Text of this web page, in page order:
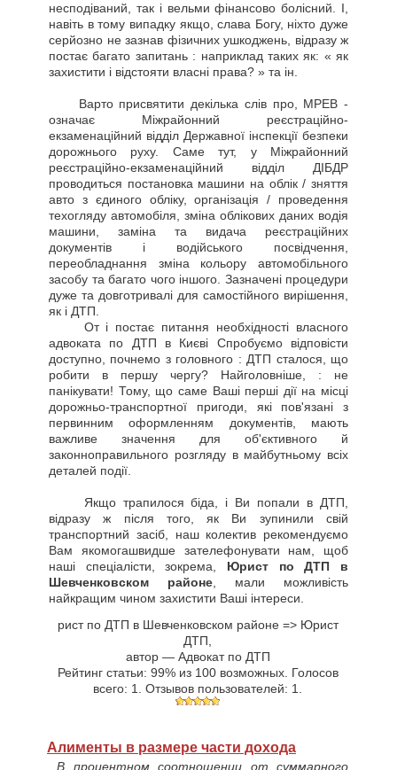
несподіваний, так і вельми фінансово болісний. І,
навіть в тому випадку якщо, слава Богу, ніхто дуже
серйозно не зазнав фізичних ушкоджень, відразу ж
постає багато запитань : наприклад таких як: « як
захистити і відстояти власні права? » та ін.
Варто присвятити декілька слів про, МРЕВ -
означає Міжрайонний реєстраційно-
екзаменаційний відділ Державної інспекції безпеки
дорожнього руху. Саме тут, у Міжрайонний
реєстраційно-екзаменаційний відділ ДІБДР
проводиться постановка машини на облік / зняття
авто з єдиного обліку, організація / проведення
техогляду автомобіля, зміна облікових даних водія
машини, заміна та видача реєстраційних
документів і водійського посвідчення,
переобладнання зміна кольору автомобільного
засобу та багато чого іншого. Зазначені процедури
дуже та довготривалі для самостійного вирішення,
як і ДТП.
От і постає питання необхідності власного
адвоката по ДТП в Києві Спробуємо відповісти
доступно, почнемо з головного : ДТП сталося, що
робити в першу чергу? Найголовніше, : не
панікувати! Тому, що саме Ваші перші дії на місці
дорожньо-транспортної пригоди, які пов'язані з
первинним оформленням документів, мають
важливе значення для об'єктивного й
законноправильного розгляду в майбутньому всіх
деталей події.
Якщо трапилося біда, і Ви попали в ДТП,
відразу ж після того, як Ви зупинили свій
транспортний засіб, наш колектив рекомендуємо
Вам якомогашвидше зателефонувати нам, щоб
наші спеціалісти, зокрема, Юрист по ДТП в
Шевченковском районе , мали можливість
найкращим чином захистити Ваші інтереси.
рист по ДТП в Шевченковском районе => Юрист
ДТП
автор — Адвокат по ДТП
Рейтинг статьи: 99% из 100возможных. Голосов
всего: 1 . Отзывов пользователей: 1
Алименты в размере части дохода
В процентном соотношении от суммарного